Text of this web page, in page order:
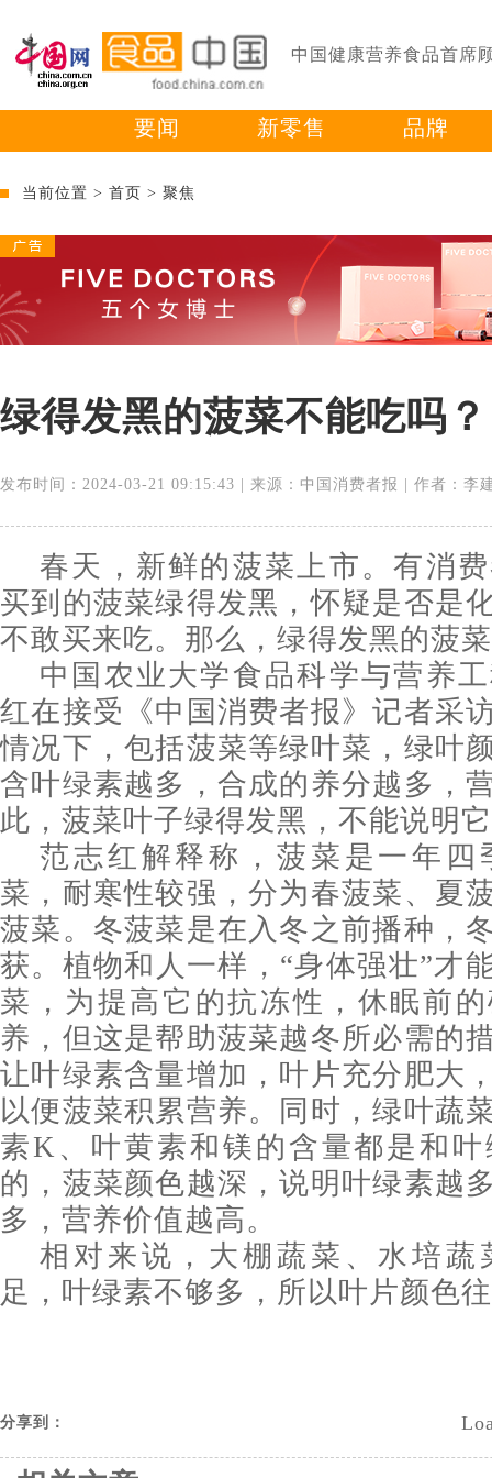
中国健康营养食品首席
要闻 新零售 品牌
当前位置 > 首页 > 聚焦
绿得发黑的菠菜不能吃吗？
发布时间：2024-03-21 09:15:43 | 来源：中国消费者报 | 作者：李
春天，新鲜的菠菜上市。有消
买到的菠菜绿得发黑，怀疑是否是
不敢买来吃。那么，绿得发黑的菠
中国农业大学食品科学与营养
红在接受《中国消费者报》记者采
情况下，包括菠菜等绿叶菜，绿叶
含叶绿素越多，合成的养分越多，
此，菠菜叶子绿得发黑，不能说明
范志红解释称，菠菜是一年四
菜，耐寒性较强，分为春菠菜、夏
菠菜。冬菠菜是在入冬之前播种，
获。植物和人一样，“身体强壮”才
菜，为提高它的抗冻性，休眠前
养，但这是帮助菠菜越冬所必需的
让叶绿素含量增加，叶片充分肥大
以便菠菜积累营养。同时，绿叶蔬
素K、叶黄素和镁的含量都是和
的，菠菜颜色越深，说明叶绿素越
多，营养价值越高。
相对来说，大棚蔬菜、水培蔬
足，叶绿素不够多，所以叶片颜色
分享到：